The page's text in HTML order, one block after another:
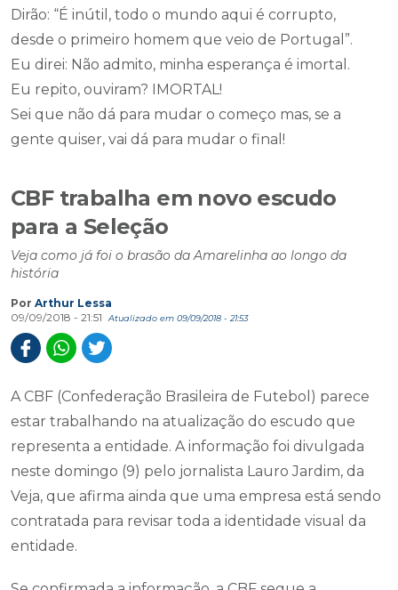
Dirão: “É inútil, todo o mundo aqui é corrupto,
desde o primeiro homem que veio de Portugal”.
Eu direi: Não admito, minha esperança é imortal.
Eu repito, ouviram? IMORTAL!
Sei que não dá para mudar o começo mas, se a
gente quiser, vai dá para mudar o final!
CBF trabalha em novo escudo
para a Seleção
Veja como já foi o brasão da Amarelinha ao longo da
história
Por Arthur Lessa
09/09/2018 - 21:51
Atualizado em 09/09/2018 - 21:53
A CBF (Confederação Brasileira de Futebol) parece
estar trabalhando na atualização do escudo que
representa a entidade. A informação foi divulgada
neste domingo (9) pelo jornalista Lauro Jardim, da
Veja, que afirma ainda que uma empresa está sendo
contratada para revisar toda a identidade visual da
entidade.